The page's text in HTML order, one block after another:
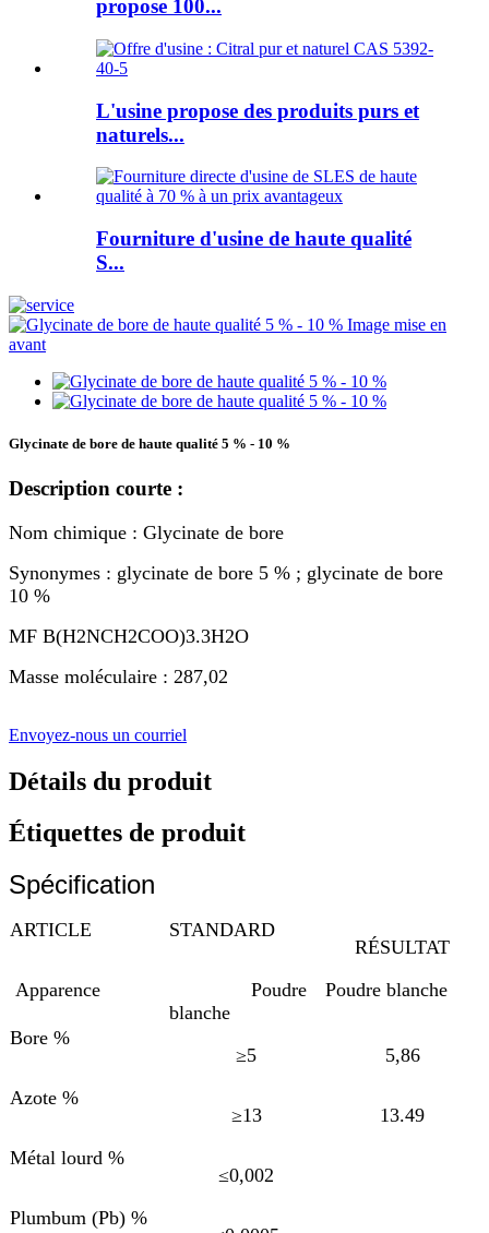
propose 100...
L'usine propose des produits purs et
naturels...
Fourniture d'usine de haute qualité
S...
Glycinate de bore de haute qualité 5 % - 10 %
Description courte :
Nom chimique : Glycinate de bore
Synonymes : glycinate de bore 5 % ; glycinate de bore
10 %
MF B(H2NCH2COO)3.3H2O
Masse moléculaire : 287,02
Envoyez-nous un courriel
Détails du produit
Étiquettes de produit
Spécification
ARTICLE
STANDARD
RÉSULTAT
Apparence
Poudre
blanche
Poudre blanche
Bore %
≥5
5,86
Azote %
≥13
13.49
Métal lourd %
≤0,002
Plumbum (Pb) %